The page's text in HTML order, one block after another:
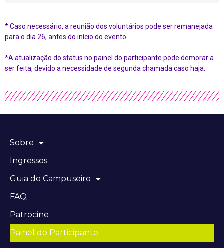
* Caso necessário, a reunião dos voluntários pode ser remanejada
para o dia 26, antes do início do evento.
*A atualização do status no painel do participante pode demorar a
ser feita, devido a necessidade de segunda chamada caso haja.
Sobre
Ingressos
Guia do Campuseiro
FAQ
Patrocine
Painel do Participante